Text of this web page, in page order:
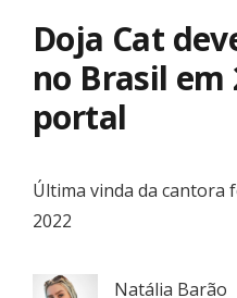
Doja Cat
no Brasil em
portal
Última vinda da cantora
2022
Natália Barão